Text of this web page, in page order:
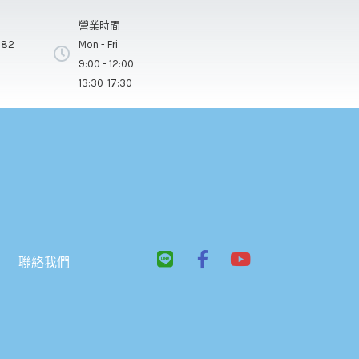
營業時間
Mon - Fri
9:00 - 12:00
13:30-17:30
聯絡我們
L
F
Y